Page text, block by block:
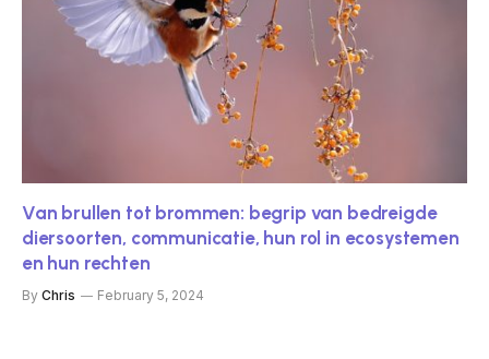
Van brullen tot brommen: begrip van bedreigde
diersoorten, communicatie, hun rol in ecosystemen
en hun rechten
By Chris February 5, 2024